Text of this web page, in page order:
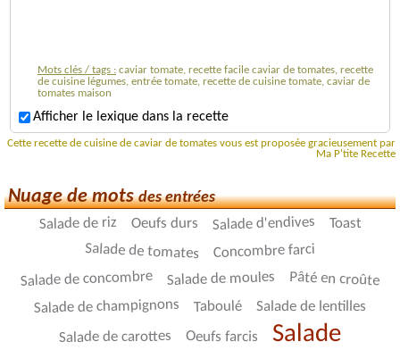
Mots clés / tags : caviar tomate, recette facile caviar de tomates, recette
de cuisine légumes, entrée tomate, recette de cuisine tomate, caviar de
tomates maison
Afficher le lexique dans la recette
Cette recette de cuisine de caviar de tomates vous est proposée gracieusement par
Ma P'tite Recette
Nuage de motsdes entrées
Salade de riz Oeufs durs Salade d'endives Toast
Salade de tomates Concombre farci
Salade de concombre Salade de moules Pâté en croûte
Salade de champignons Taboulé Salade de lentilles
Salade de carottes Oeufs farcis Salade